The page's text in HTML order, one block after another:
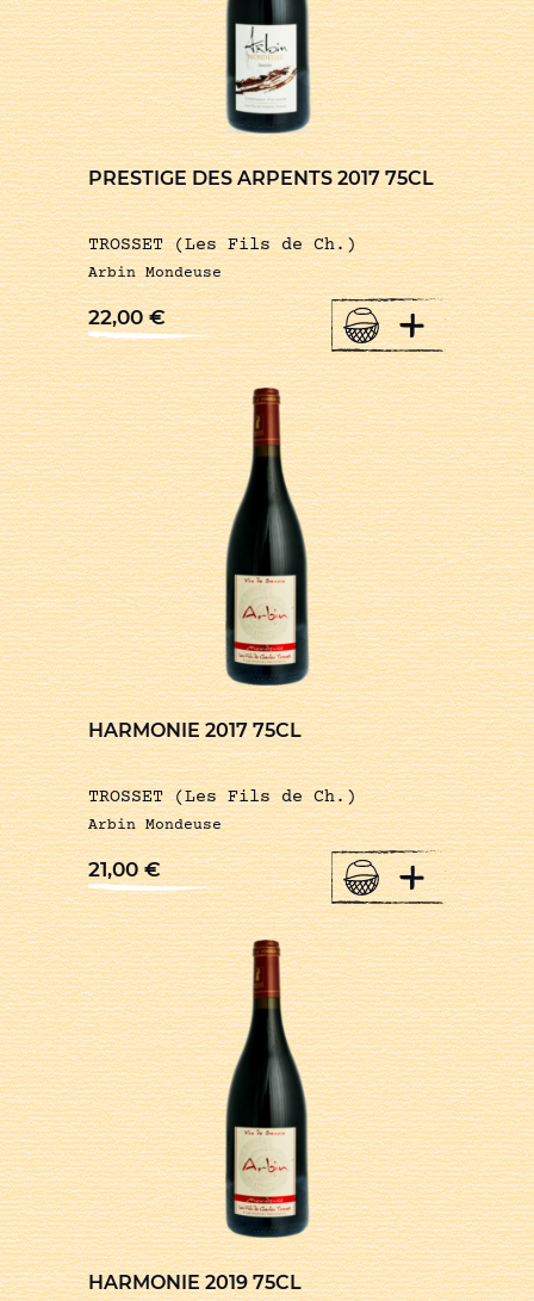
PRESTIGE DES ARPENTS 2017 75CL
TROSSET (Les Fils de Ch.)
Arbin Mondeuse
22,00€ +
HARMONIE 2017 75CL
TROSSET (Les Fils de Ch.)
Arbin Mondeuse
21,00€ +
HARMONIE 2019 75CL